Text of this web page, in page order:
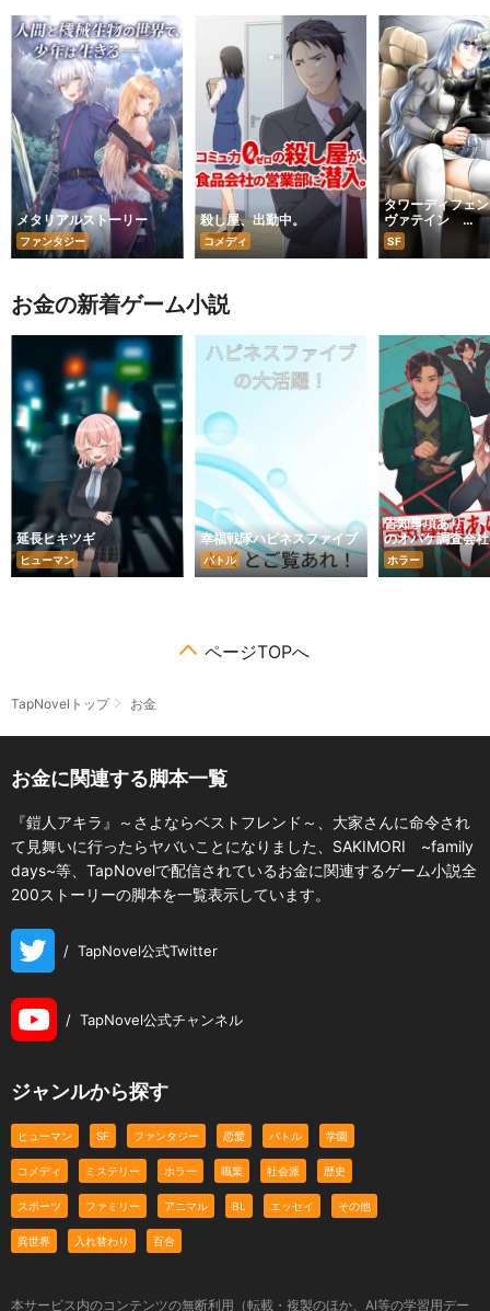
メタリアルストーリー
ファンタジー
殺し屋、出勤中。
コメディ
タワーディフェ
ヴァテイン
dominate_ep8
SF
お金の新着ゲーム小説
延長ヒキツギ
ヒューマン
幸福戦隊ハピネスファイブ
バトル
告知事項あり。
のオバケ調査会
ホラー
ページTOPへ
TapNovelトップ お金
お金に関連する脚本一覧
『鎧人アキラ』～さよならベストフレンド～、大家さんに命令され
て見舞いに行ったらヤバいことになりました、SAKIMORI ~family
days~等、TapNovelで配信されているお金に関連するゲーム小説全
200ストーリーの脚本を一覧表示しています。
/ TapNovel公式Twitter
/ TapNovel公式チャンネル
ジャンルから探す
ヒューマン SF ファンタジー 恋愛 バトル 学園
コメディ ミステリー ホラー 職業 社会派 歴史
スポーツ ファミリー アニマル BL エッセイ その他
異世界 入れ替わり 百合
本サービス内のコンテンツの無断利用（転載・複製のほか、AI等の学習用デー